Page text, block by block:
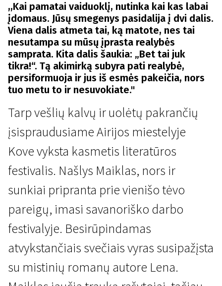
Užtemimas
1 val. 28 min. | Drama, Siaubo, Romantinis | N/A
,,Kai pamatai vaiduoklį, nutinka kai kas labai
įdomaus. Jūsų smegenys pasidalija į dvi dalis.
Viena dalis atmeta tai, ką matote, nes tai
nesutampa su mūsų įprasta realybės
samprata. Kita dalis šaukia: „Bet tai juk
tikra!“. Tą akimirką subyra pati realybė,
persiformuoja ir jus iš esmės pakeičia, nors
tuo metu to ir nesuvokiate."
Tarp vešlių kalvų ir uolėtų pakrančių
įsispraudusiame Airijos miestelyje
Kove vyksta kasmetis literatūros
festivalis. Našlys Maiklas, nors ir
sunkiai pripranta prie vienišo tėvo
pareigų, imasi savanoriško darbo
festivalyje. Besirūpindamas
atvykstančiais svečiais vyras susipažįsta
su mistinių romanų autore Lena.